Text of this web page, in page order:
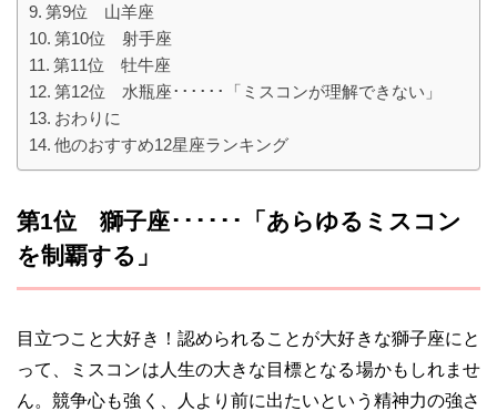
第9位 山羊座
第10位 射手座
第11位 牡牛座
第12位 水瓶座･･････「ミスコンが理解できない」
おわりに
他のおすすめ12星座ランキング
第1位 獅子座･･････「あらゆるミスコン
を制覇する」
目立つこと大好き！認められることが大好きな獅子座にと
って、ミスコンは人生の大きな目標となる場かもしれませ
ん。競争心も強く、人より前に出たいという精神力の強さ